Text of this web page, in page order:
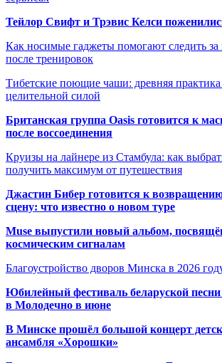
Тейлор Свифт и Трэвис Келси
Как носимые гаджеты помогают следить за
после тренировок
Тибетские поющие чаши: древняя
целительной силой
Британская группа Oasis готовится к
после воссоединения
Круизы на лайнере из Стамбула: как
получить максимум от путешествия
Джастин Бибер готовится к
сцену: что известно о новом туре
Muse выпустили новый альбом,
космическим сигналам
Благоустройство дворов Минска в 2026
Юбилейный фестиваль беларуской песни
в Молодечно в июне
В Минске прошёл большой концерт
ансамбля «Хорошки»